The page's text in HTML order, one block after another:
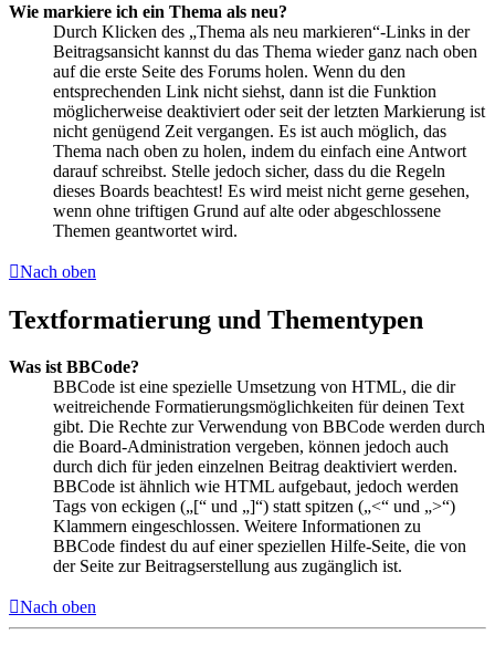
Wie markiere ich ein Thema als neu?
Durch Klicken des „Thema als neu markieren“-Links in der
Beitragsansicht kannst du das Thema wieder ganz nach oben
auf die erste Seite des Forums holen. Wenn du den
entsprechenden Link nicht siehst, dann ist die Funktion
möglicherweise deaktiviert oder seit der letzten Markierung ist
nicht genügend Zeit vergangen. Es ist auch möglich, das
Thema nach oben zu holen, indem du einfach eine Antwort
darauf schreibst. Stelle jedoch sicher, dass du die Regeln
dieses Boards beachtest! Es wird meist nicht gerne gesehen,
wenn ohne triftigen Grund auf alte oder abgeschlossene
Themen geantwortet wird.
Nach oben
Textformatierung und Thementypen
Was ist BBCode?
BBCode ist eine spezielle Umsetzung von HTML, die dir
weitreichende Formatierungsmöglichkeiten für deinen Text
gibt. Die Rechte zur Verwendung von BBCode werden durch
die Board-Administration vergeben, können jedoch auch
durch dich für jeden einzelnen Beitrag deaktiviert werden.
BBCode ist ähnlich wie HTML aufgebaut, jedoch werden
Tags von eckigen („[“ und „]“) statt spitzen („<“ und „>“)
Klammern eingeschlossen. Weitere Informationen zu
BBCode findest du auf einer speziellen Hilfe-Seite, die von
der Seite zur Beitragserstellung aus zugänglich ist.
Nach oben